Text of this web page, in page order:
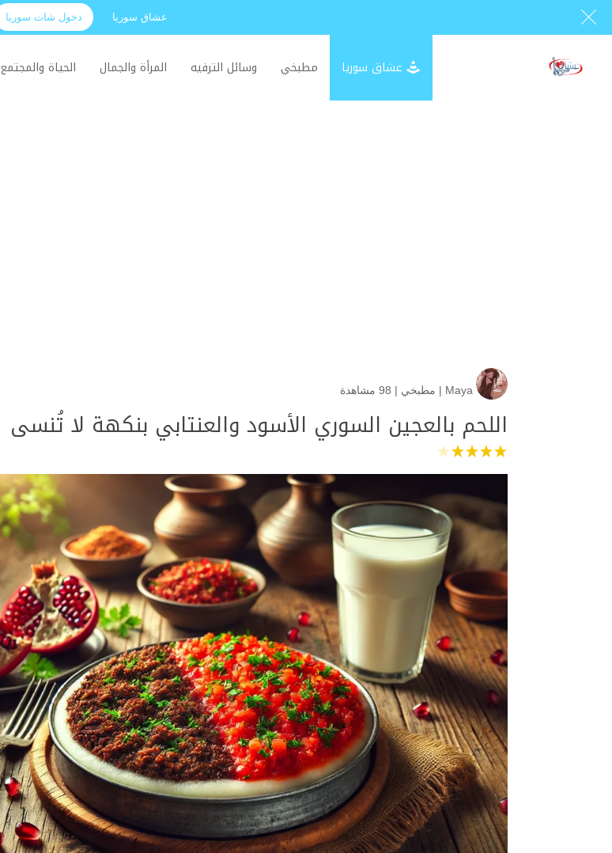
عشاق سوريا دخول شات سوريا
عشاق سوريا مطبخي وسائل الترفيه المرأة والجمال الحياة والمجتمع
Maya
| مطبخي | 98 مشاهدة
اللحم بالعجين السوري الأسود والعنتابي بنكهة لا تُنسى